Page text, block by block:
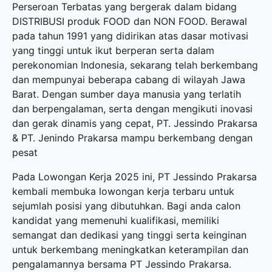
Perseroan Terbatas yang bergerak dalam bidang
DISTRIBUSI produk FOOD dan NON FOOD. Berawal
pada tahun 1991 yang didirikan atas dasar motivasi
yang tinggi untuk ikut berperan serta dalam
perekonomian Indonesia, sekarang telah berkembang
dan mempunyai beberapa cabang di wilayah Jawa
Barat. Dengan sumber daya manusia yang terlatih
dan berpengalaman, serta dengan mengikuti inovasi
dan gerak dinamis yang cepat, PT. Jessindo Prakarsa
& PT. Jenindo Prakarsa mampu berkembang dengan
pesat
Pada Lowongan Kerja 2025 ini, PT Jessindo Prakarsa
kembali membuka lowongan kerja terbaru untuk
sejumlah posisi yang dibutuhkan. Bagi anda calon
kandidat yang memenuhi kualifikasi, memiliki
semangat dan dedikasi yang tinggi serta keinginan
untuk berkembang meningkatkan keterampilan dan
pengalamannya bersama PT Jessindo Prakarsa.